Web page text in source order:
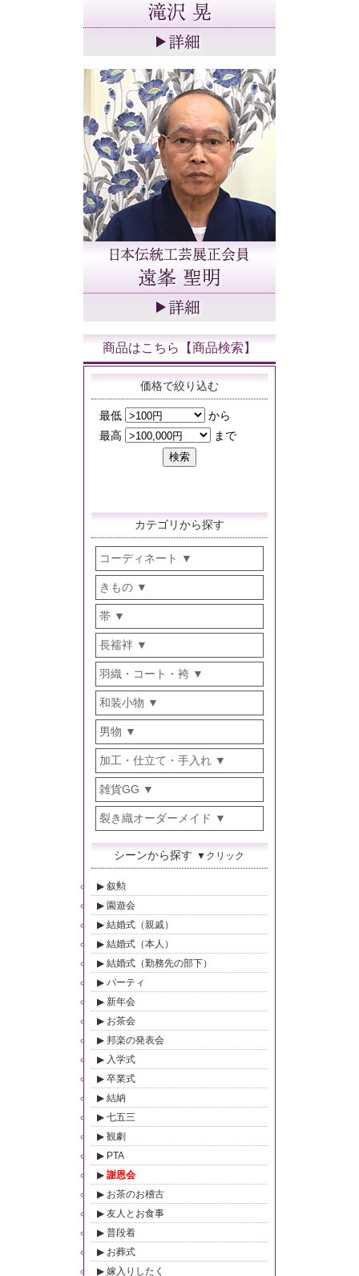
商品はこちら【商品検索】
価格で絞り込む
カテゴリから探す
コーディネート
きもの
帯
長襦袢
羽織・コート・袴
和装小物
男物
加工・仕立て・手入れ
雑貨GG
裂き織オーダーメイド
シーンから探す ▼クリック
叙勲
園遊会
結婚式（親戚）
結婚式（本人）
結婚式（勤務先の部下）
パーティ
新年会
お茶会
邦楽の発表会
入学式
卒業式
結納
七五三
観劇
PTA
謝恩会
お茶のお稽古
友人とお食事
普段着
お葬式
嫁入りしたく